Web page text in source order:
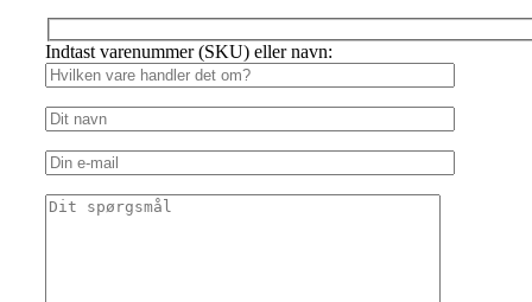
Indtast varenummer (SKU) eller navn: